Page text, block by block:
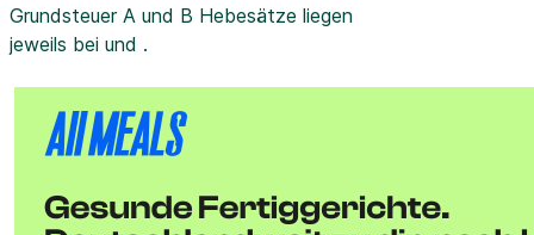
Grundsteuer A und B Hebesätze liegen
jeweils bei und .